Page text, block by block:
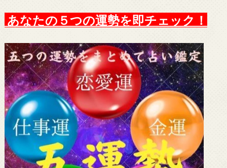
あなたの５つの運勢を即チェック！